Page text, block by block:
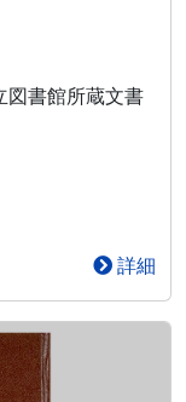
図書館所蔵文書
詳細